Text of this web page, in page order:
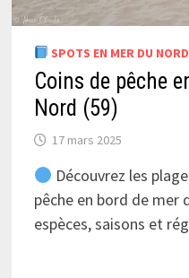
SPOTS EN MER DU NORD
Coins de pêche
Nord (59)
17 mars 2025
Découvrez les
pêche en bord de mer
espèces, saisons et